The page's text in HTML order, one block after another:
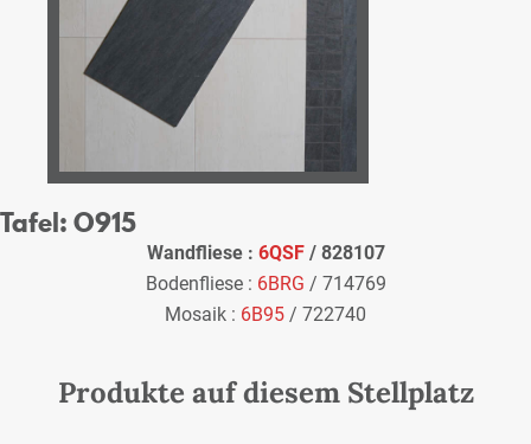
Tafel: O915
Wandfliese : 6QSF/ 828107
Bodenfliese : 6BRG / 714769
Mosaik : 6B95 / 722740
Produkte auf diesem Stellplatz